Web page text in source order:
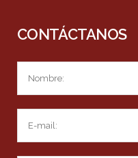
CONTÁCTANOS